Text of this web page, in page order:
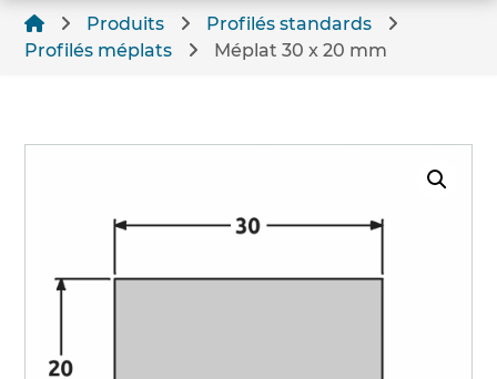
Produits
Profilés standards
Profilés méplats
Méplat 30 x 20 mm